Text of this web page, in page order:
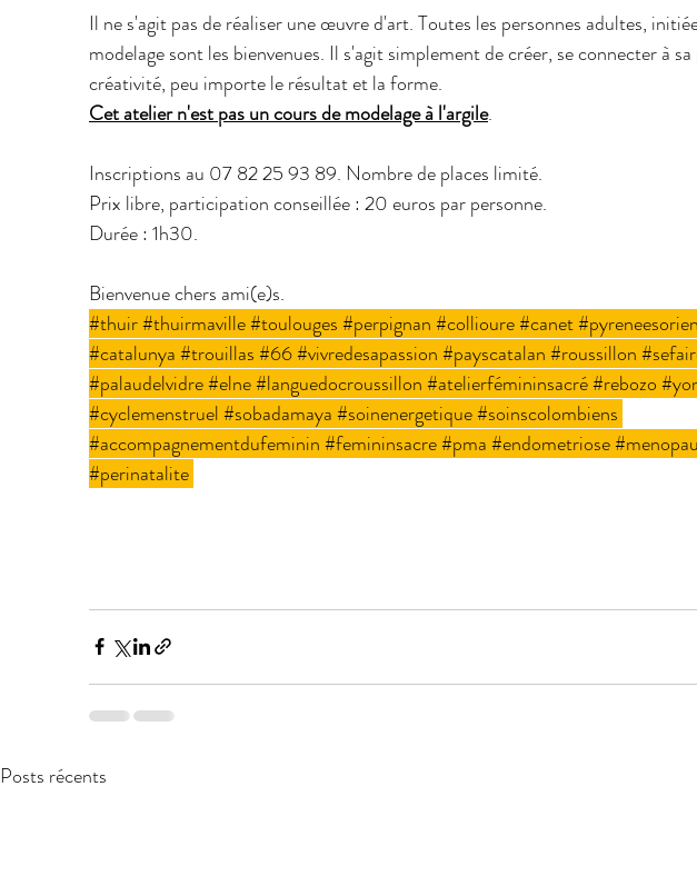
Il ne s'agit pas de réaliser une œuvre d'art. Toutes les personnes adultes,
modelage sont les bienvenues. Il s'agit simplement de créer, se connecter à
créativité, peu importe le résultat et la forme.
Cet atelier n'est pas un cours de modelage à l'argile.
Inscriptions au 07 82 25 93 89. Nombre de places limité.
Prix libre, participation conseillée : 20 euros par personne.
Durée : 1h30.
Bienvenue chers ami(e)s.
#thuir#thuirmaville#toulouges#perpignan#collioure#canet
#catalunya#trouillas#66#vivredesapassion#payscatalan#roussillon
#palaudelvidre#elne#languedocroussillon#atelierfémininsacré#rebozo
#cyclemenstruel#sobadamaya#soinenergetique#soinscolombiens
#accompagnementdufeminin#femininsacre#pma#endometriose
#perinatalite
Posts récents